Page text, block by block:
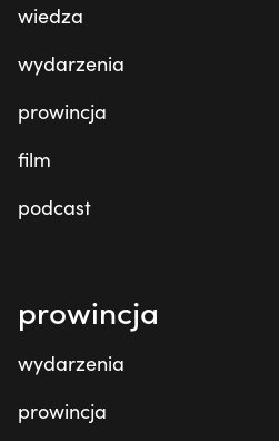
wiedza
wydarzenia
prowincja
film
podcast
prowincja
wydarzenia
prowincja